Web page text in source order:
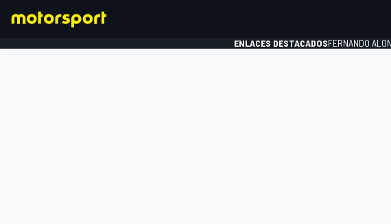
ENLACES DESTACADOSFERNANDO